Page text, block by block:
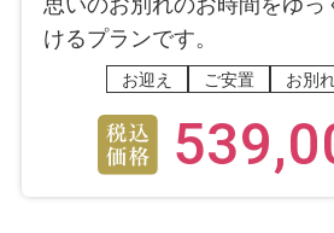
けるプランです。
お迎え ご安置 お別